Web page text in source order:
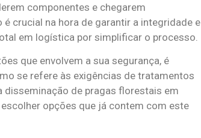
componentes e chegarem
crucial na hora de garantir a integridade e
em logística por simplificar o processo.
que envolvem a sua segurança, é
se refere às exigências de tratamentos
de pragas florestais em
opções que já contem com este